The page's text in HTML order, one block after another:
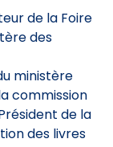
de la Foire
des
ministère
commission
de la
des livres